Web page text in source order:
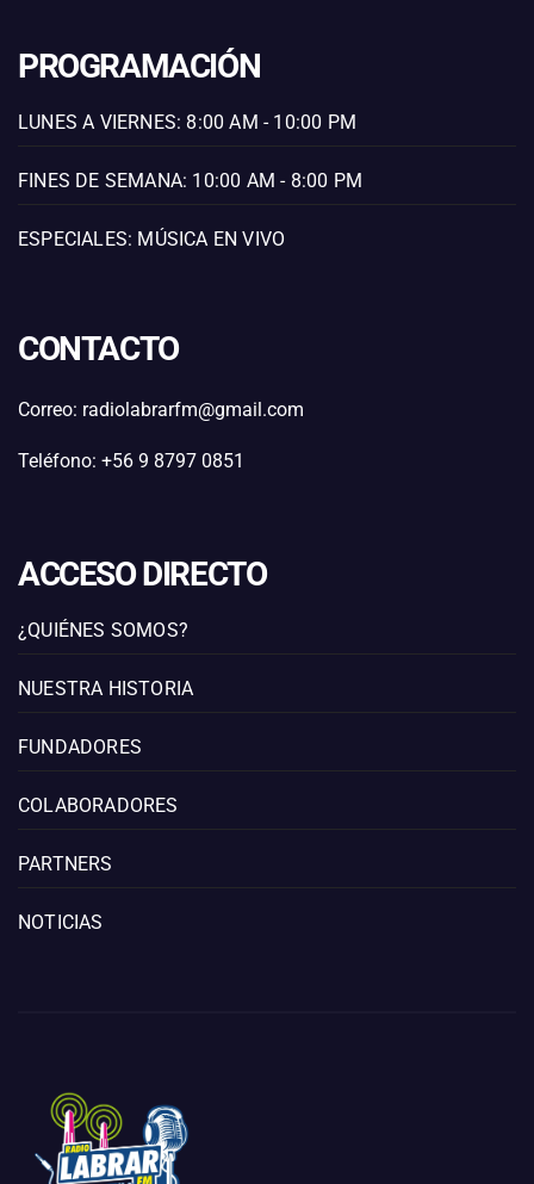
PROGRAMACIÓN
LUNES A VIERNES: 8:00 AM - 10:00 PM
FINES DE SEMANA: 10:00 AM - 8:00 PM
ESPECIALES: MÚSICA EN VIVO
CONTACTO
Correo: radiolabrarfm@gmail.com
Teléfono: +56 9 8797 0851
ACCESO DIRECTO
¿QUIÉNES SOMOS?
NUESTRA HISTORIA
FUNDADORES
COLABORADORES
PARTNERS
NOTICIAS